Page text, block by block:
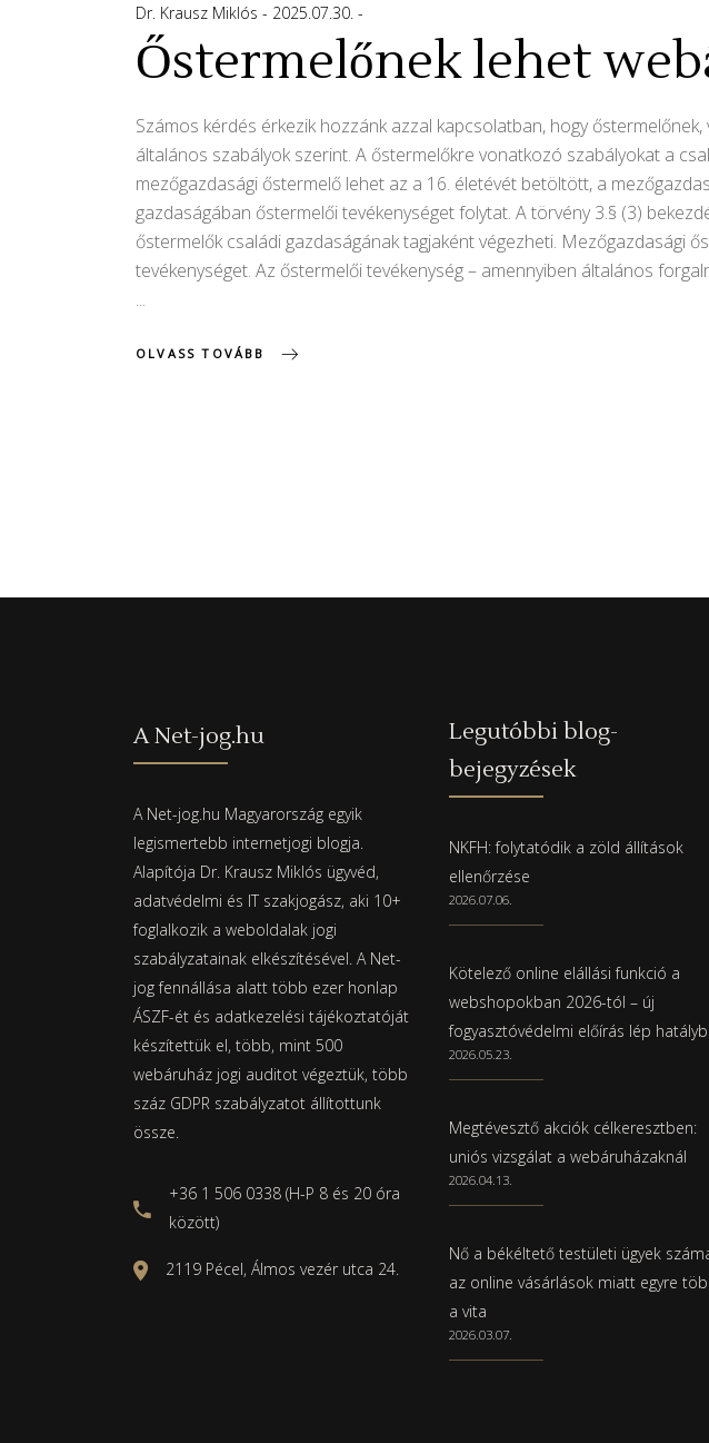
Dr. Krausz Miklós 2025.07.30.
Őstermelőnek lehet
Számos kérdés érkezik hozzánk azzal kapcsolatban, hogy
általános szabályok szerint. A őstermelőkre vonatkozó szabályokat a
mezőgazdasági őstermelő lehet az a 16. életévét betöltött, a
gazdaságában őstermelői tevékenységet folytat. A törvény 3.§ (3)
őstermelők családi gazdaságának tagjaként végezheti. Mezőgazdasági
tevékenységet. Az őstermelői tevékenység – amennyiben általános
OLVASS TOVÁBB
A Net-jog.hu
A Net-jog.hu Magyarország egyik
legismertebb internetjogi blogja.
Alapítója Dr. Krausz Miklós ügyvéd,
adatvédelmi és IT szakjogász, aki 10+
foglalkozik a weboldalak jogi
szabályzatainak elkészítésével. A Net-
jog fennállása alatt több ezer honlap
ÁSZF-ét és adatkezelési tájékoztatóját
készítettük el, több, mint 500
webáruház jogi auditot végeztük, több
száz GDPR szabályzatot állítottunk
össze.
+36 1 506 0338 (H-P 8 és 20 óra
között)
2119 Pécel, Álmos vezér utca 24.
Legutóbbi blog-
bejegyzések
NKFH: folytatódik a zöld állítások
ellenőrzése
2026.07.06.
Kötelező online elállási funkció a
webshopokban 2026-tól – új
fogyasztóvédelmi előírás lép
2026.05.23.
Megtévesztő akciók célkeresztben:
uniós vizsgálat a webáruházaknál
2026.04.13.
Nő a békéltető testületi ügyek
az online vásárlások miatt egyre
a vita
2026.03.07.